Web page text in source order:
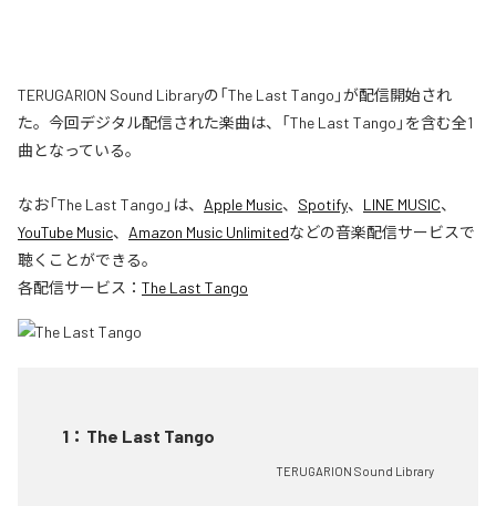
TERUGARION Sound Libraryの「The Last Tango」が配信開始され
た。今回デジタル配信された楽曲は、「The Last Tango」を含む全1
曲となっている。
なお「The Last Tango 」は、 Apple Music、 Spotify、 LINE MUSIC、
YouTube Music、 Amazon Music Unlimitedなどの音楽配信サービスで
聴くことができる。
各配信サービス： The Last Tango
1 ： The Last Tango
TERUGARION Sound Library